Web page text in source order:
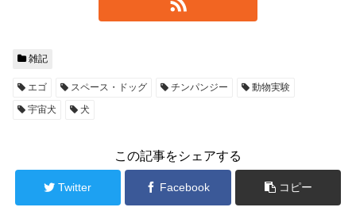
雑記
エゴ スペース・ドッグ チンパンジー
動物実験
宇宙犬
犬
この記事をシェアする
Twitter Facebook コピー